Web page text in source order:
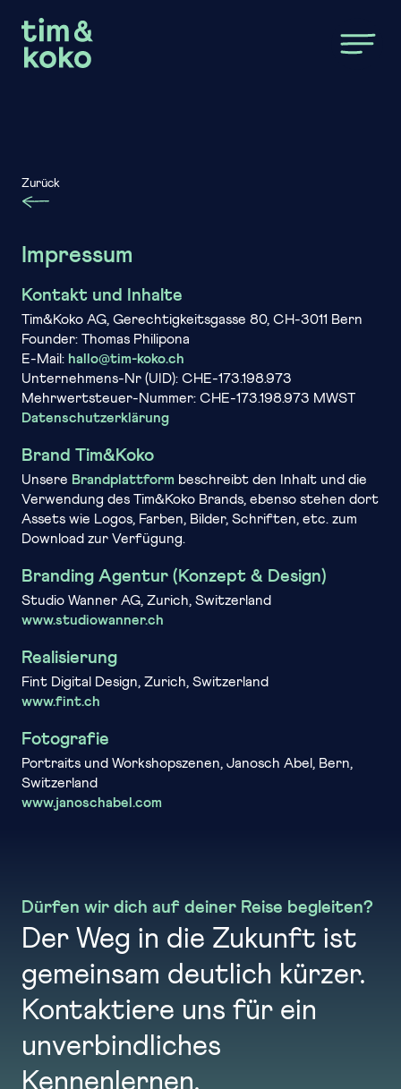
Zurück
Impressum
Kontakt und Inhalte
Tim&Koko AG, Gerechtigkeitsgasse 80, CH-3011 Bern
Founder: Thomas Philipona
E-Mail: hallo@tim-koko.ch
Unternehmens-Nr (UID): CHE-173.198.973
Mehrwertsteuer-Nummer: CHE-173.198.973 MWST
Datenschutzerklärung
Brand Tim&Koko
Unsere Brandplattform beschreibt den Inhalt und die
Verwendung des Tim&Koko Brands, ebenso stehen dort
Assets wie Logos, Farben, Bilder, Schriften, etc. zum
Download zur Verfügung.
Branding Agentur (Konzept & Design)
Studio Wanner AG, Zurich, Switzerland
www.studiowanner.ch
Realisierung
Fint Digital Design, Zurich, Switzerland
www.fint.ch
Fotografie
Portraits und Workshopszenen, Janosch Abel, Bern,
Switzerland
www.janoschabel.com
Dürfen wir dich auf deiner Reise begleiten?
Der Weg in die Zukunft ist
gemeinsam deutlich kürzer.
Kontaktiere uns für ein
unverbindliches
Kennenlernen.